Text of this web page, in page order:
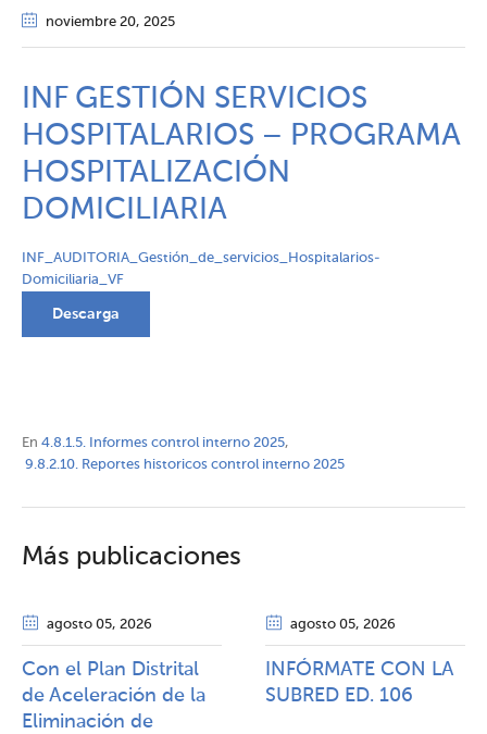
noviembre 20, 2025
INF GESTIÓN SERVICIOS
HOSPITALARIOS – PROGRAMA
HOSPITALIZACIÓN
DOMICILIARIA
INF_AUDITORIA_Gestión_de_servicios_Hospitalarios-
Domiciliaria_VF
Descarga
En 4.8.1.5. Informes control interno 2025,
9.8.2.10. Reportes historicos control interno 2025
Más publicaciones
agosto 05, 2026
Con el Plan Distrital
de Aceleración de la
Eliminación de
agosto 05, 2026
INFÓRMATE CON LA
SUBRED ED. 106